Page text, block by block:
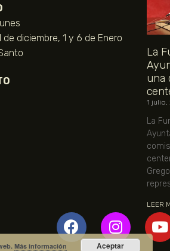
de diciembre, 1 y 6 de Enero
La
una
1 julio,
La
LEER
Más información Aceptar